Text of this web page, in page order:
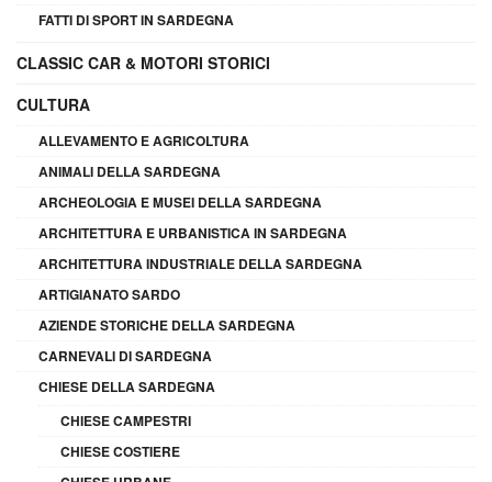
FATTI DI SPORT IN SARDEGNA
CLASSIC CAR & MOTORI STORICI
CULTURA
ALLEVAMENTO E AGRICOLTURA
ANIMALI DELLA SARDEGNA
ARCHEOLOGIA E MUSEI DELLA SARDEGNA
ARCHITETTURA E URBANISTICA IN SARDEGNA
ARCHITETTURA INDUSTRIALE DELLA SARDEGNA
ARTIGIANATO SARDO
AZIENDE STORICHE DELLA SARDEGNA
CARNEVALI DI SARDEGNA
CHIESE DELLA SARDEGNA
CHIESE CAMPESTRI
CHIESE COSTIERE